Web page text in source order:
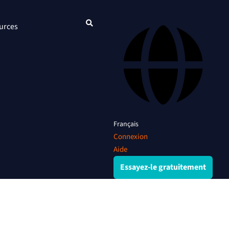
Français
Connexion
Aide
Essayez-le gratuitement